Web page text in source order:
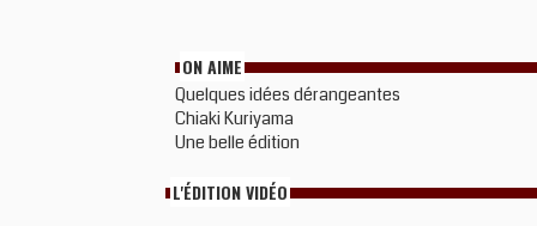
ON AIME
Quelques idées dérangeantes
Chiaki Kuriyama
Une belle édition
L'ÉDITION VIDÉO